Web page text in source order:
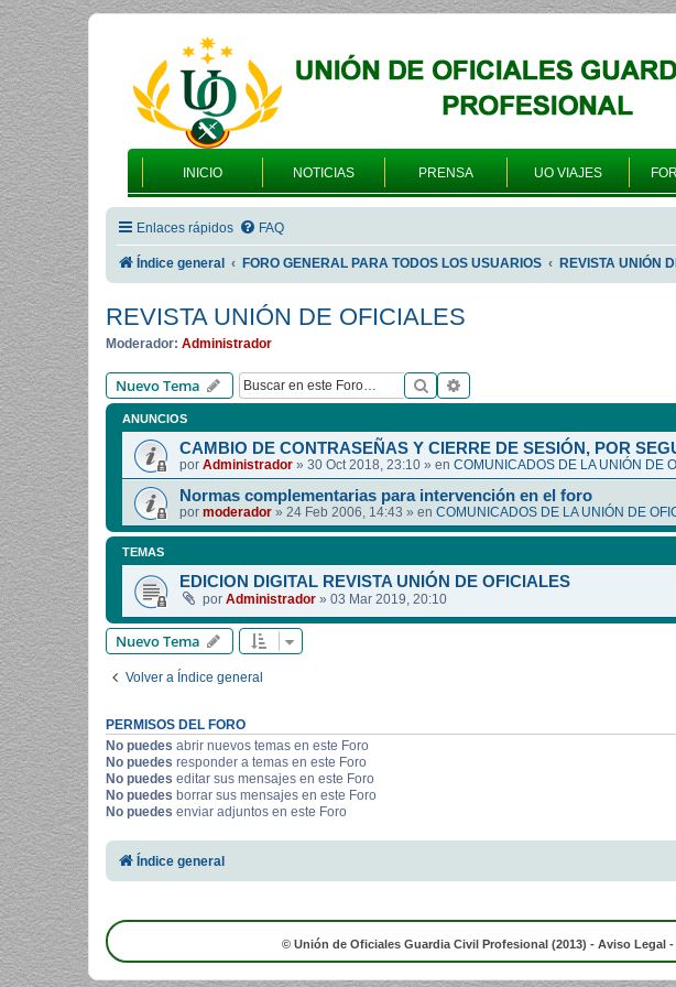
INICIO NOTICIAS PRENSA UO VIAJES
Enlaces rápidos FAQ
Índice general FORO GENERAL PARA TODOS LOS USUARIOS REVISTA UNIÓN
REVISTA UNIÓN DE OFICIALES
Moderador: Administrador
Nuevo Tema Buscar
ANUNCIOS
CAMBIO DE CONTRASEÑAS Y CIERRE DE SESIÓN, POR
por Administrador » 30 Oct 2018, 23:10 » en COMUNICADOS DE LA UNIÓN DE
Normas complementarias para intervención en el foro
por moderador » 24 Feb 2006, 14:43 » en COMUNICADOS DE LA UNIÓN DE
TEMAS
EDICION DIGITAL REVISTA UNIÓN DE OFICIALES
por Administrador » 03 Mar 2019, 20:10
Nuevo Tema
Volver a Índice general
PERMISOS DEL FORO
No puedes abrir nuevos temas en este Foro
No puedes responder a temas en este Foro
No puedes editar sus mensajes en este Foro
No puedes borrar sus mensajes en este Foro
No puedes enviar adjuntos en este Foro
Índice general
© Unión de Oficiales Guardia Civil Profesional (2013) - Aviso Legal -